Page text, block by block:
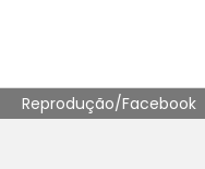
Reprodução/Facebook